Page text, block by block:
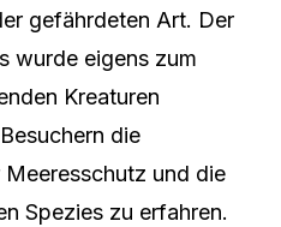
gefährdeten Art. Der
wurde eigens zum
Kreaturen
die
und die
Spezies zu erfahren.